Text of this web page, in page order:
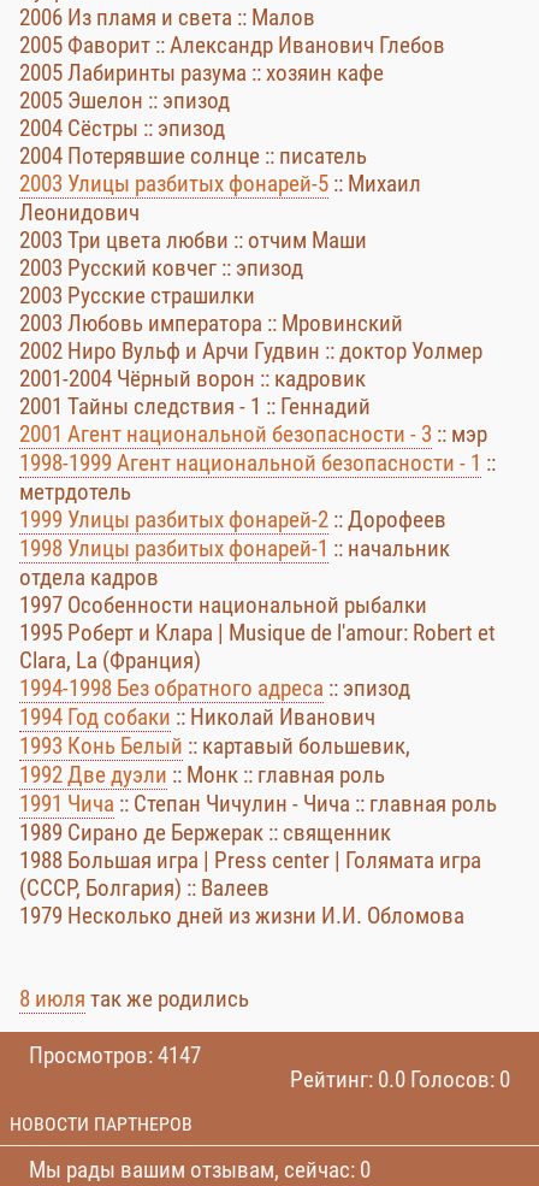
2006 Из пламя и света :: Малов
2005 Фаворит :: Александр Иванович Глебов
2005 Лабиринты разума :: хозяин кафе
2005 Эшелон :: эпизод
2004 Сёстры :: эпизод
2004 Потерявшие солнце :: писатель
2003 Улицы разбитых фонарей-5 :: Михаил
Леонидович
2003 Три цвета любви :: отчим Маши
2003 Русский ковчег :: эпизод
2003 Русские страшилки
2003 Любовь императора :: Мровинский
2002 Ниро Вульф и Арчи Гудвин :: доктор Уолмер
2001-2004 Чёрный ворон :: кадровик
2001 Тайны следствия - 1 :: Геннадий
2001 Агент национальной безопасности - 3 :: мэр
1998-1999 Агент национальной безопасности - 1 ::
метрдотель
1999 Улицы разбитых фонарей-2 :: Дорофеев
1998 Улицы разбитых фонарей-1 :: начальник
отдела кадров
1997 Особенности национальной рыбалки
1995 Роберт и Клара | Musique de l'amour: Robert et
Clara, La (Франция)
1994-1998 Без обратного адреса :: эпизод
1994 Год собаки :: Николай Иванович
1993 Конь Белый :: картавый большевик,
1992 Две дуэли :: Монк :: главная роль
1991 Чича :: Степан Чичулин - Чича :: главная роль
1989 Сирано де Бержерак :: священник
1988 Большая игра | Press center | Голямата игра
(СССР, Болгария) :: Валеев
1979 Несколько дней из жизни И.И. Обломова
8 июля так же родились
Просмотров: 4147
Рейтинг: 0.0 Голосов: 0
НОВОСТИ ПАРТНЕРОВ
Мы рады вашим отзывам, сейчас: 0